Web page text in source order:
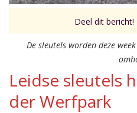
Deel dit bericht!
De sleutels worden deze
Leidse sleutels
der Werfpark